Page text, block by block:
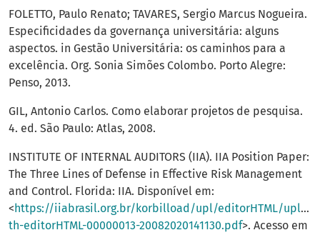
FOLETTO, Paulo Renato; TAVARES, Sergio Marcus Nogueira.
Especificidades da governança universitária: alguns
aspectos. in Gestão Universitária: os caminhos para a
excelência. Org. Sonia Simões Colombo. Porto Alegre:
Penso, 2013.
GIL, Antonio Carlos. Como elaborar projetos de pesquisa.
4. ed. São Paulo: Atlas, 2008.
INSTITUTE OF INTERNAL AUDITORS (IIA). IIA Position Paper:
The Three Lines of Defense in Effective Risk Management
and Control. Florida: IIA. Disponível em:
< https://iiabrasil.org.br/korbilload/upl/editorHTML/
th-editorHTML-00000013-20082020141130.pdf>. Acesso em